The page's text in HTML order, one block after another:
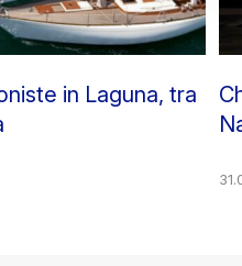
in Laguna, tra